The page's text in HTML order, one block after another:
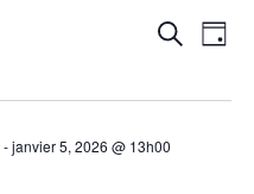
Recherche
Jour
-janvier 5, 2026 @ 13h00